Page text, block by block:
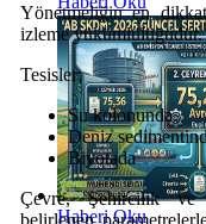
Haberi Oku
Yönetmeliğin en
izleme yükümlülüğüdür.
Tesisler;
Su kolonunda
Deniz
Biyotada
Çevre, Şehircilik ve